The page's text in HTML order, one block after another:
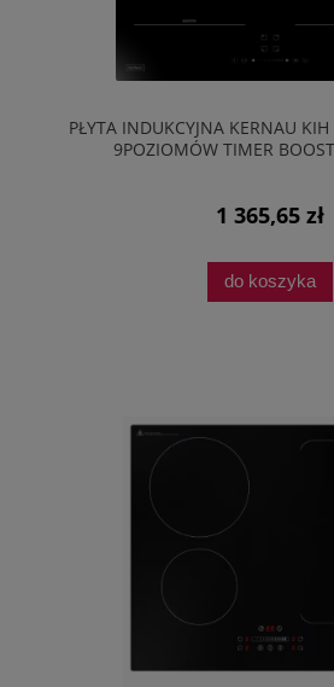
PŁYTA INDUKCYJNA KERNAU
9POZIOMÓW TIMER
1 365,65 zł
do koszyka